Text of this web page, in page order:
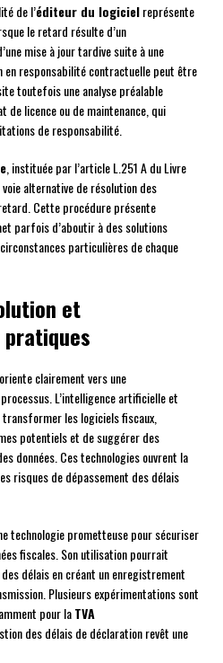
de l’éditeur du logicielreprésente
le retard résulte d’un
mise à jour tardive suite à une
en responsabilité contractuelle peut être
toutefois une analyse préalable
licence ou de maintenance, qui
de responsabilité.
, instituée par l’article L.251 A du Livre
alternative de résolution des
Cette procédure présente
parfois d’aboutir à des solutions
particulières de chaque
et
clairement vers une
L’intelligence artificielle et
transformer les logiciels fiscaux,
potentiels et de suggérer des
données. Ces technologies ouvrent la
risques de dépassement des délais
technologie prometteuse pour sécuriser
fiscales. Son utilisation pourrait
délais en créant un enregistrement
Plusieurs expérimentations sont
pour laTVA
des délais de déclaration revêt une